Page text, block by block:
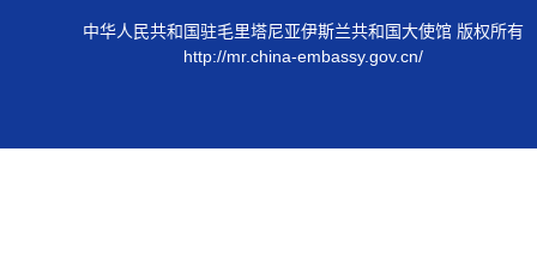
中华人民共和国驻毛里塔尼亚伊斯兰共和国大使馆 版权所有
http://mr.china-embassy.gov.cn/